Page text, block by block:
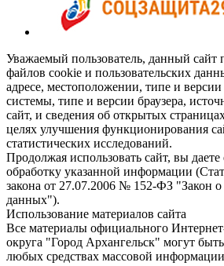
Уважаемый пользователь, данный сайт
файлов cookie и пользовательских
адресе, местоположении, типе и
системы, типе и версии браузера,
сайт, и сведения об открытых
целях улучшения функционирования
статистических исследований.
Продолжая использовать сайт, вы даете
обработку указанной информации
закона от 27.07.2006 № 152-ФЗ "Закон
данных").
Использование материалов сайта
Все материалы официального
округа "Город Архангельск" могут
любых средствах массовой